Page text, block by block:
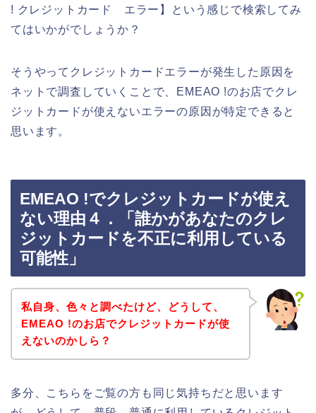
! クレジットカード エラー】という感じで検索してみ
てはいかがでしょうか？
そうやってクレジットカードエラーが発生した原因を
ネットで調査していくことで、EMEAO !のお店でクレ
ジットカードが使えないエラーの原因が特定できると
思います。
EMEAO !でクレジットカードが使え
ない理由４．「誰かがあなたのクレ
ジットカードを不正に利用している
可能性」
私自身、色々と調べたけど、どうして、
EMEAO !のお店でクレジットカードが使
えないのかしら？
多分、こちらをご覧の方も同じ気持ちだと思います